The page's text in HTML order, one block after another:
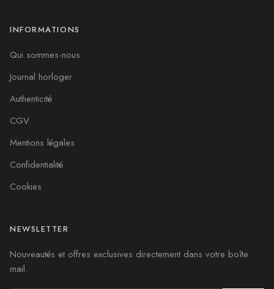
INFORMATIONS
Qui sommes-nous
Journal horloger
Authenticité
CGV
Mentions légales
Confidentialité
Cookies
NEWSLETTER
Nouveautés et offres exclusives directement dans votre boîte
mail.